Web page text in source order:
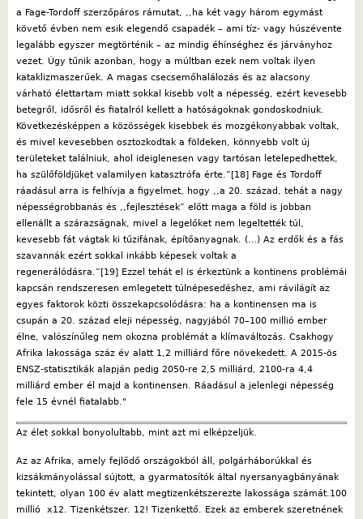
a Fage-Tordoff szerzőpáros rámutat, ,,ha két vagy három egymást
követő évben nem esik elegendő csapadék – ami tíz- vagy húszévente
legalább egyszer megtörténik – az mindig éhínséghez és járványhoz
vezet. Úgy tűnik azonban, hogy a múltban ezek nem voltak ilyen
kataklizmaszerűek. A magas csecsemőhalálozás és az alacsony
várható élettartam miatt sokkal kisebb volt a népesség, ezért kevesebb
betegről, idősről és fiatalról kellett a hatóságoknak gondoskodniuk.
Következésképpen a közösségek kisebbek és mozgékonyabbak voltak,
és mivel kevesebben osztozkodtak a földeken, könnyebb volt új
területeket találniuk, ahol ideiglenesen vagy tartósan letelepedhettek,
ha szülőföldjüket valamilyen katasztrófa érte.”[18] Fage és Tordoff
ráadásul arra is felhívja a figyelmet, hogy ,,a 20. század, tehát a nagy
népességrobbanás és ,,fejlesztések” előtt maga a föld is jobban
ellenállt a szárazságnak, mivel a legelőket nem legeltették túl,
kevesebb fát vágtak ki tűzifának, építőanyagnak. (…) Az erdők és a fás
szavannák ezért sokkal inkább képesek voltak a
regenerálódásra.”[19] Ezzel tehát el is érkeztünk a kontinens problémái
kapcsán rendszeresen emlegetett túlnépesedéshez, ami rávilágít az
egyes faktorok közti összekapcsolódásra: ha a kontinensen ma is
csupán a 20. század eleji népesség, nagyjából 70–100 millió ember
élne, valószínűleg nem okozna problémát a klímaváltozás. Csakhogy
Afrika lakossága száz év alatt 1,2 milliárd főre növekedett. A 2015-ös
ENSZ-statisztikák alapján pedig 2050-re 2,5 milliárd, 2100-ra 4,4
milliárd ember él majd a kontinensen. Ráadásul a jelenlegi népesség
fele 15 évnél fiatalabb."
Az élet sokkal bonyolultabb, mint azt mi elképzeljük.
Az az Afrika, amely fejlődő országokból áll, polgárháborúkkal és
kizsákmányolással sújtott, a gyarmatosítók által nyersanyagbányának
tekintett, olyan 100 év alatt megtizenkétszerezte lakossága számát.100
millió x12. Tizenkétszer. 12! Tizenkettő. Ezek az emberek szeretnének